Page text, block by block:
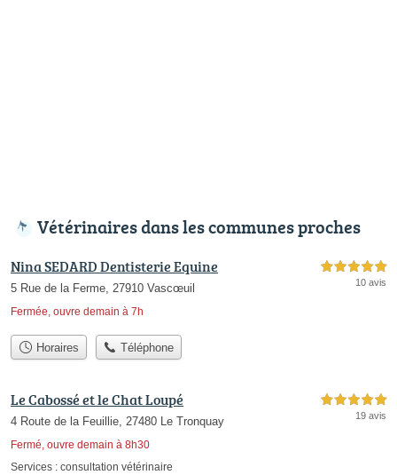
Vétérinaires dans les communes proches
Nina SEDARD Dentisterie Equine
5 Rue de la Ferme, 27910 Vascœuil
Fermée, ouvre demain à 7h
5,0 étoiles sur 5
10 avis
Horaires Téléphone
Le Cabossé et le Chat Loupé
4 Route de la Feuillie, 27480 Le Tronquay
Fermé, ouvre demain à 8h30
5,0 étoiles sur 5
19 avis
Services : consultation vétérinaire